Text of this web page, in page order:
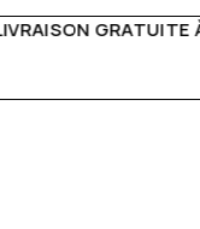
LIVE FACEBOOK